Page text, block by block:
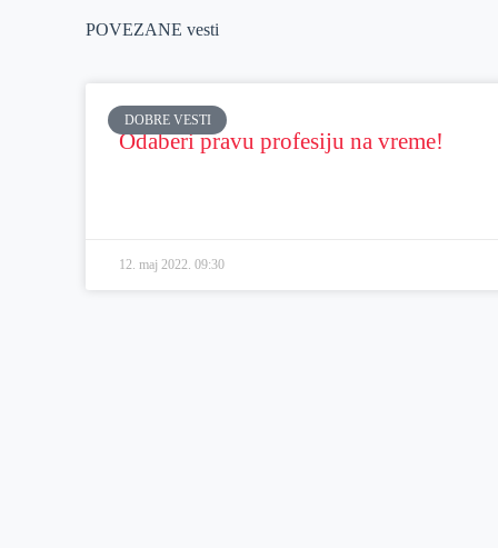
POVEZANE vesti
DOBRE VESTI
Odaberi pravu profesiju na vreme!
12. maj 2022.09:30